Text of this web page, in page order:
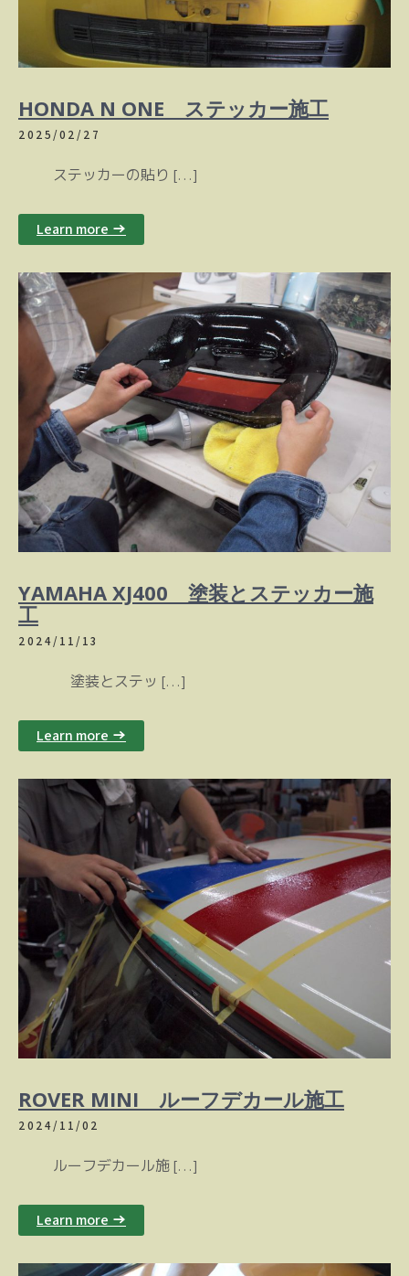
HONDA N ONE ステッカー施工
2025/02/27
ステッカーの貼り […]
Learn more →
YAMAHA XJ400 塗装とステッカー施
工
2024/11/13
塗装とステッ […]
Learn more →
ROVER MINI ルーフデカール施工
2024/11/02
ルーフデカール施 […]
Learn more →